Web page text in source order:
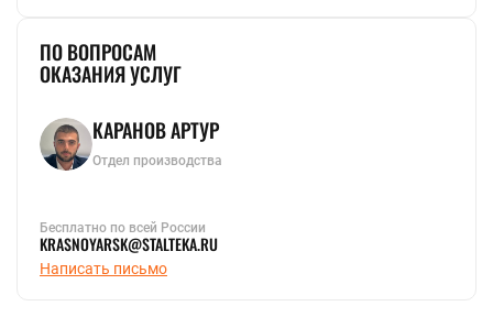
ПО ВОПРОСАМ
ОКАЗАНИЯ УСЛУГ
КАРАНОВ АРТУР
Отдел производства
Бесплатно по всей России
KRASNOYARSK@STALTEKA.RU
Написать письмо